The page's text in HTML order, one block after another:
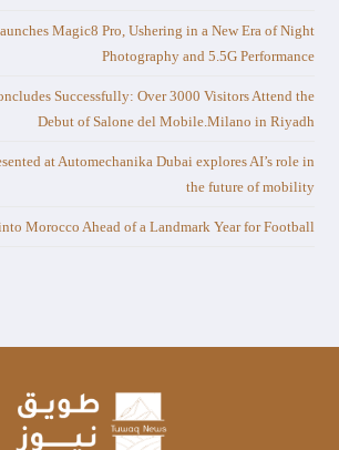
Magic8 Pro, Ushering in a New Era of Night
Photography and 5.5G Performance
Successfully: Over 3000 Visitors Attend the
Debut of Salone del Mobile.Milano in Riyadh
at Automechanika Dubai explores AI’s role in
the future of mobility
Morocco Ahead of a Landmark Year for Football